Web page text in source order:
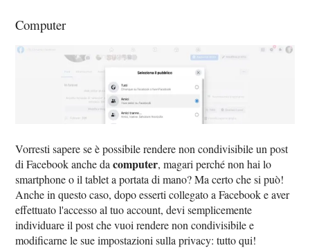
Computer
Vorresti sapere se è possibile rendere non condivisibile un post
di Facebook anche dacomputer, magari perché non hai lo
smartphone o il tablet a portata di mano? Ma certo che si può!
Anche in questo caso, dopo esserti collegato a Facebook e aver
effettuato l'accesso al tuo account, devi semplicemente
individuare il post che vuoi rendere non condivisibile e
modificarne le sue impostazioni sulla privacy: tutto qui!